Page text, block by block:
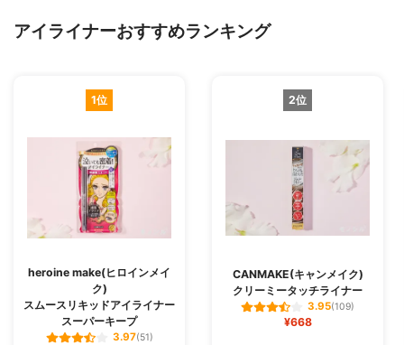
アイライナーおすすめランキング
1位
heroine make(ヒロインメイ
ク)
スムースリキッドアイライナー
スーパーキープ
3.97(51)
2位
CANMAKE(キャンメイク)
クリーミータッチライナー
3.95(109)
¥668